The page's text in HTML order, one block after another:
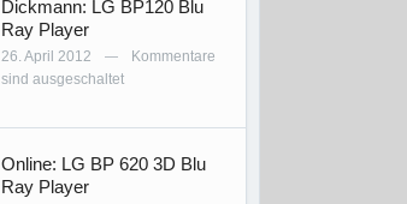
Dickmann: LG BP120 Blu
Ray Player
26. April 2012 —
Kommentare
sind ausgeschaltet
Online: LG BP 620 3D Blu
Ray Player